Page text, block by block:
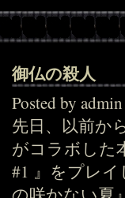
御仏の殺人
Posted by
先日、以前か
がコラボした
#1 』をプレ